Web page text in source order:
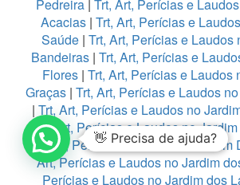
Pedreira| Trt, Art, Perícias e
Acacias| Trt, Art, Perícias e
Saúde| Trt, Art, Perícias e Laudos
Bandeiras| Trt, Art, Perícias e
Flores| Trt, Art, Perícias e Laudos
Graças| Trt, Art, Perícias e Laudos
| Trt, Art, Perícias e Laudos no
Trt, Art, Perícias e Laudos no
Trt, Art, Perícias e Laudos no Jardim
Art, Perícias e Laudos no Jardim
Perícias e Laudos no Jardim dos
👋 Precisa de ajuda?